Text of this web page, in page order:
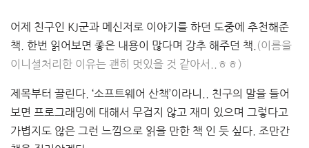
어제 친구인 KJ군과 메신저로 이야기를 하던 도중에 추천해준
책. 한번 읽어보면 좋은 내용이 많다며 강추 해주던 책. (이름을
이니셜처리한 이유는 괜히 멋있을 것 같아서..ㅎㅎ)
제목부터 끌린다. ‘소프트웨어 산책’이라니.. 친구의 말을 들어
보면 프로그래밍에 대해서 무겁지 않고 재미 있으며 그렇다고
가볍지도 않은 그런 느낌으로 읽을 만한 책 인 듯 싶다. 조만간